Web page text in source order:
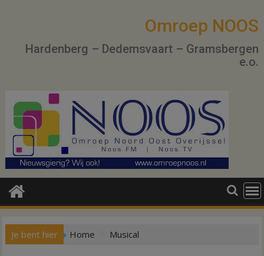
Omroep NOOS
Hardenberg – Dedemsvaart – Gramsbergen
e.o.
Je bent hier Home Musical